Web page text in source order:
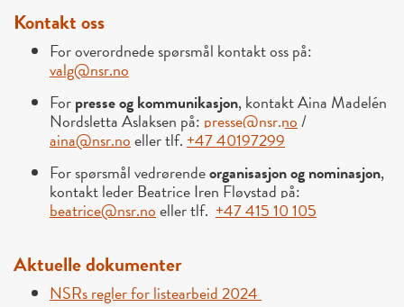
Kontakt oss
For overordnede spørsmål kontakt oss på:
valg@nsr.no
Forpresse og kommunikasjon, kontakt Aina Madelén
Nordsletta Aslaksen på: presse@nsr.no/
aina@nsr.noeller tlf.+47 40197299
For spørsmål vedrørendeorganisasjon og nominasjon,
kontakt leder Beatrice Iren Fløystad på:
beatrice@nsr.noeller tlf. +47 415 10 105
Aktuelle dokumenter
NSRs regler for listearbeid 2024